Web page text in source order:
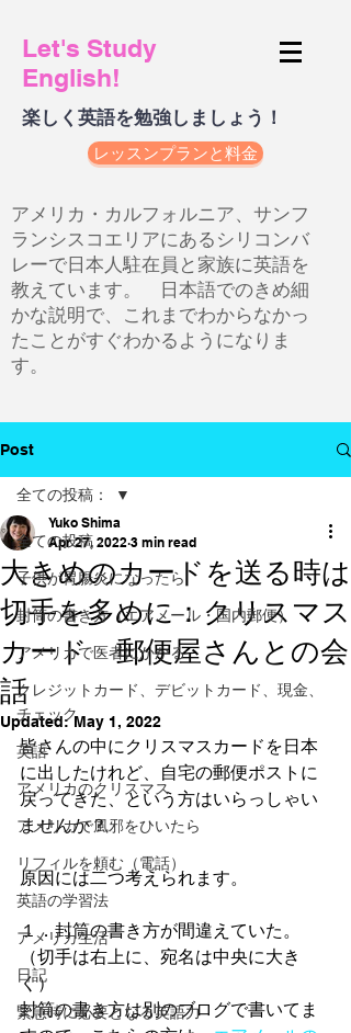
Let's Study
English!
楽しく英語を勉強しましょう！
レッスンプランと料金
アメリカ・カルフォルニア、サンフ
ランシスコエリアにあるシリコンバ
レーで日本人駐在員と家族に英語を
教えています。 日本語でのきめ細
かな説明で、これまでわからなかっ
たことがすぐわかるようになりま
す。
Post
全ての投稿：
子供が胃腸炎になったら
封筒の書き方（エアメール・国内郵便）
アメリカで医者にかかる
クレジットカード、デビットカード、現金、
チェック
英語
アメリカのクリスマス
アメリカで風邪をひいたら
リフィルを頼む（電話）
英語の学習法
アメリカ生活
日記
緊急時に必要となる英語力
全ての投稿：
大きめのカードを送る時は
切手を多めに：クリスマス
カード 郵便屋さんとの会
話
Yuko Shima
Apr 27, 2022 3 min read
Updated:May 1, 2022
皆さんの中にクリスマスカードを日本
に出したけれど、自宅の郵便ポストに
戻ってきた、という方はいらっしゃい
ませんか？
原因には二つ考えられます。
１．封筒の書き方が間違えていた。
（切手は右上に、宛名は中央に大き
く）
封筒の書き方は別のブログで書いてま